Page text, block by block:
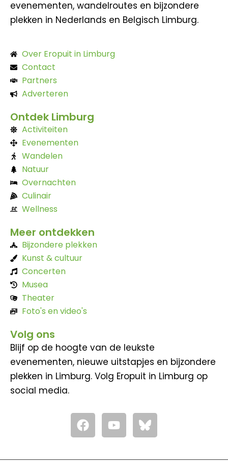
evenementen, wandelroutes en bijzondere
plekken in Nederlands en Belgisch Limburg.
Over Eropuit in Limburg
Contact
Partners
Adverteren
Ontdek Limburg
Activiteiten
Evenementen
Wandelen
Natuur
Overnachten
Culinair
Wellness
Meer ontdekken
Bijzondere plekken
Kunst & cultuur
Concerten
Musea
Theater
Foto's en video's
Volg ons
Blijf op de hoogte van de leukste
evenementen, nieuwe uitstapjes en bijzondere
plekken in Limburg. Volg Eropuit in Limburg op
social media.
F
a
c
Y
o
u